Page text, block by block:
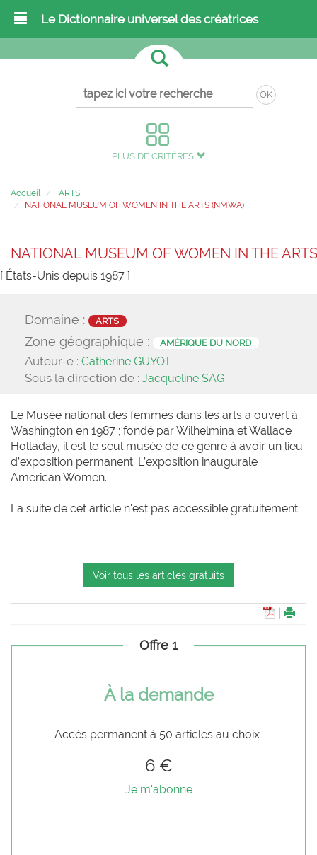
Le Dictionnaire universel des créatrices
OK
PLUS DE CRITÈRES
Accueil
ARTS
NATIONAL MUSEUM OF WOMEN IN THE ARTS (NMWA)
NATIONAL MUSEUM OF WOMEN IN THE
[ États-Unis depuis 1987 ]
Domaine : ARTS
Zone géographique : AMÉRIQUE DU NORD
Auteur-e : Catherine GUYOT
Sous la direction de : Jacqueline SAG
Le Musée national des femmes dans les arts a ouvert à
Washington en 1987 ; fondé par Wilhelmina et Wallace
Holladay, il est le seul musée de ce genre à avoir un lieu
d’exposition permanent. L’exposition inaugurale
American Women...
La suite de cet article n'est pas accessible gratuitement.
Voir tous les articles gratuits
Offre 1
À la demande
Accès permanent à 50 articles au choix
6 €
Je m'abonne